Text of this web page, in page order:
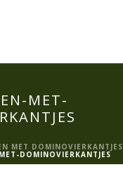
MET-
MET DOMINOVIERKANTJES
MET-DOMINOVIERKANTJES